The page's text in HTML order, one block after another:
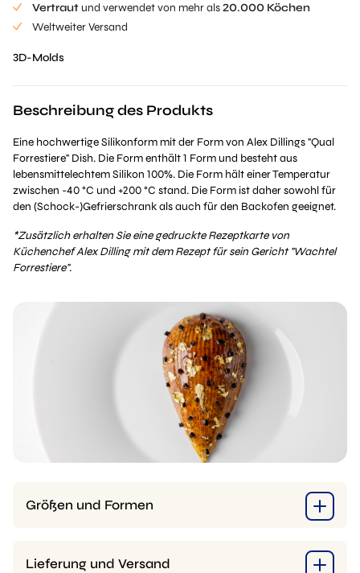
Vertraut und verwendet von mehr als20.000 Köchen
Weltweiter Versand
3D-Molds
Beschreibung des Produkts
Eine hochwertige Silikonform mit der Form von Alex Dillings "Qual
Forrestiere" Dish. Die Form enthält 1 Form und besteht aus
lebensmittelechtem Silikon 100%. Die Form hält einer Temperatur
zwischen -40 °C und +200 °C stand. Die Form ist daher sowohl für
den (Schock-)Gefrierschrank als auch für den Backofen geeignet.
*Zusätzlich erhalten Sie eine gedruckte Rezeptkarte von
Küchenchef Alex Dilling mit dem Rezept für sein Gericht "Wachtel
Forrestiere".
Größen und Formen
Lieferung und Versand